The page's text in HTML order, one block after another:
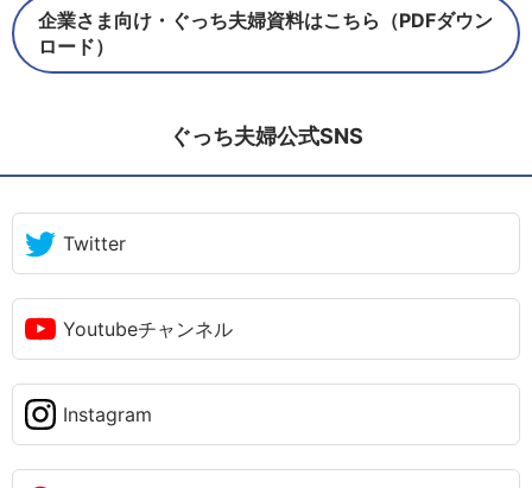
企業さま向け・ぐっち夫婦資料はこちら（PDFダウン
ロード）
ぐっち夫婦公式SNS
Twitter
Youtubeチャンネル
Instagram